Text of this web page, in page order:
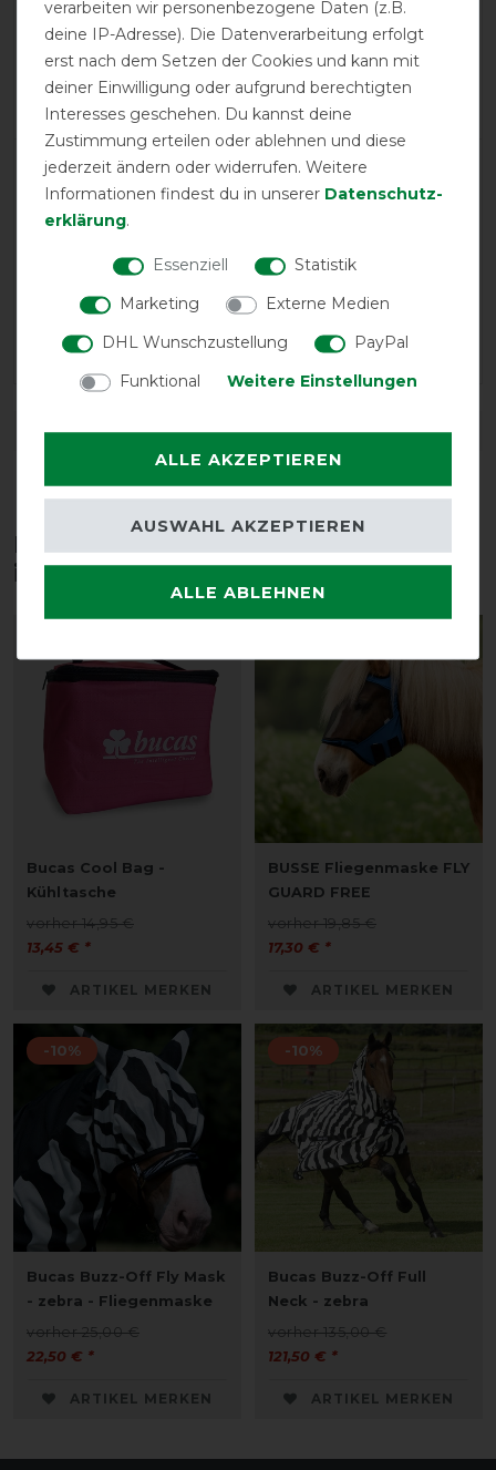
Positive
100%
Neutral
0%
Negative
0%
LATEST REVIEWS
18.10.2025
Die beste Fliegenmaske für meinen Wallach
Die beste Fliegenmaske für meinen Ekzemer. Passt, ist
robust und dabei schön luftig.
DETAILS ZUR PRODUKTSICHERHEIT
Diese Produkte könnten dich auch
interessieren
Bucas Cool Bag -
Kühltasche
vorher 14,95 €
13,45 € *
ARTIKEL MERKEN
BUSSE Fliegenmaske FLY
GUARD FREE
vorher 19,85 €
17,30 € *
ARTIKEL MERKEN
-10%
Bucas Buzz-Off Fly Mask
- zebra - Fliegenmaske
vorher 25,00 €
22,50 € *
ARTIKEL MERKEN
-10%
Bucas Buzz-Off Full
Neck - zebra
vorher 135,00 €
121,50 € *
ARTIKEL MERKEN
verarbeiten wir personenbezogene Daten (z.B.
deine IP-Adresse). Die Datenverarbeitung erfolgt
erst nach dem Setzen der Cookies und kann mit
deiner Einwilligung oder aufgrund berechtigten
Interesses geschehen. Du kannst deine
Zustimmung erteilen oder ablehnen und diese
jederzeit ändern oder widerrufen. Weitere
Informationen findest du in unserer Daten­schutz­
erklärung.
Essenziell
Statistik
Marketing
Externe Medien
DHL Wunschzustellung
PayPal
Funktional
Weitere Einstellungen
ALLE AKZEPTIEREN
ALLE ABLEHNEN
AUSWAHL AKZEPTIEREN